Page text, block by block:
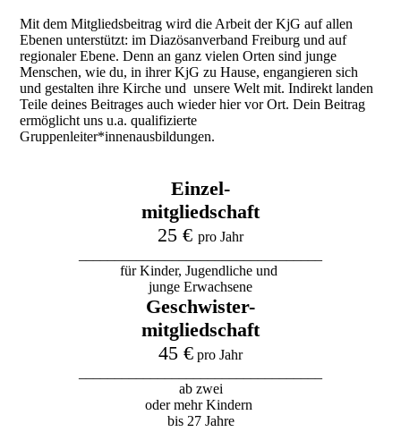
Mit dem Mitgliedsbeitrag wird die Arbeit der KjG auf allen
Ebenen unterstützt: im Diazösanverband Freiburg und auf
regionaler Ebene. Denn an ganz vielen Orten sind junge
Menschen, wie du, in ihrer KjG zu Hause, engangieren sich
und gestalten ihre Kirche und unsere Welt mit. Indirekt landen
Teile deines Beitrages auch wieder hier vor Ort. Dein Beitrag
ermöglicht uns u.a. qualifizierte
Gruppenleiter*innenausbildungen.
Einzel-
mitgliedschaft
25 € pro Jahr
für Kinder, Jugendliche und
junge Erwachsene
Geschwister-
mitgliedschaft
45 € pro Jahr
ab zwei
oder mehr Kindern
bis 27 Jahre